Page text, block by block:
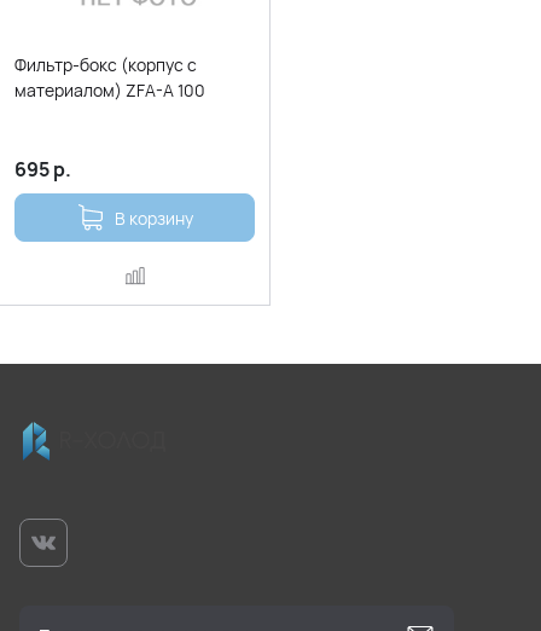
Фильтр-бокс (корпус с
материалом) ZFA-A 100
695р.
В корзину